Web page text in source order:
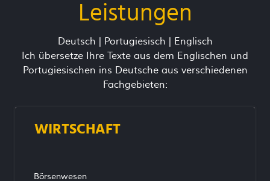
Leistungen
Deutsch | Portugiesisch | Englisch
Ich übersetze Ihre Texte aus dem Englischen und
Portugiesischen ins Deutsche aus verschiedenen
Fachgebieten:
WIRTSCHAFT
Börsenwesen